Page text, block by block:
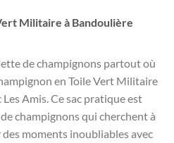
Militaire à Bandoulière
de champignons partout où
en Toile Vert Militaire
Amis. Ce sac pratique est
champignons qui cherchent à
moments inoubliables avec